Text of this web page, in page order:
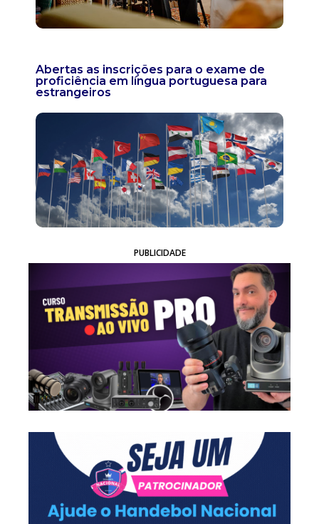
Abertas as inscrições para o exame de
proficiência em língua portuguesa para
estrangeiros
PUBLICIDADE